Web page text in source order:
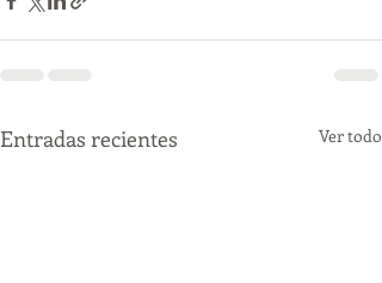
Entradas recientes Ver todo